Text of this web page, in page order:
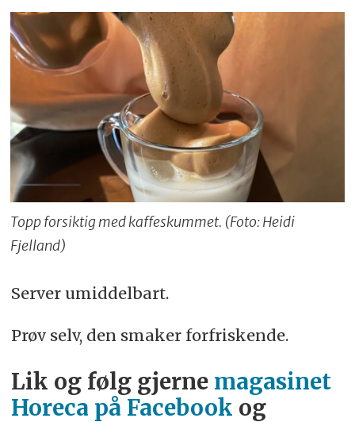
Topp forsiktig med kaffeskummet. (Foto: Heidi
Fjelland)
Server umiddelbart.
Prøv selv, den smaker forfriskende.
Lik og følg gjerne magasinet
Horeca på Facebook og